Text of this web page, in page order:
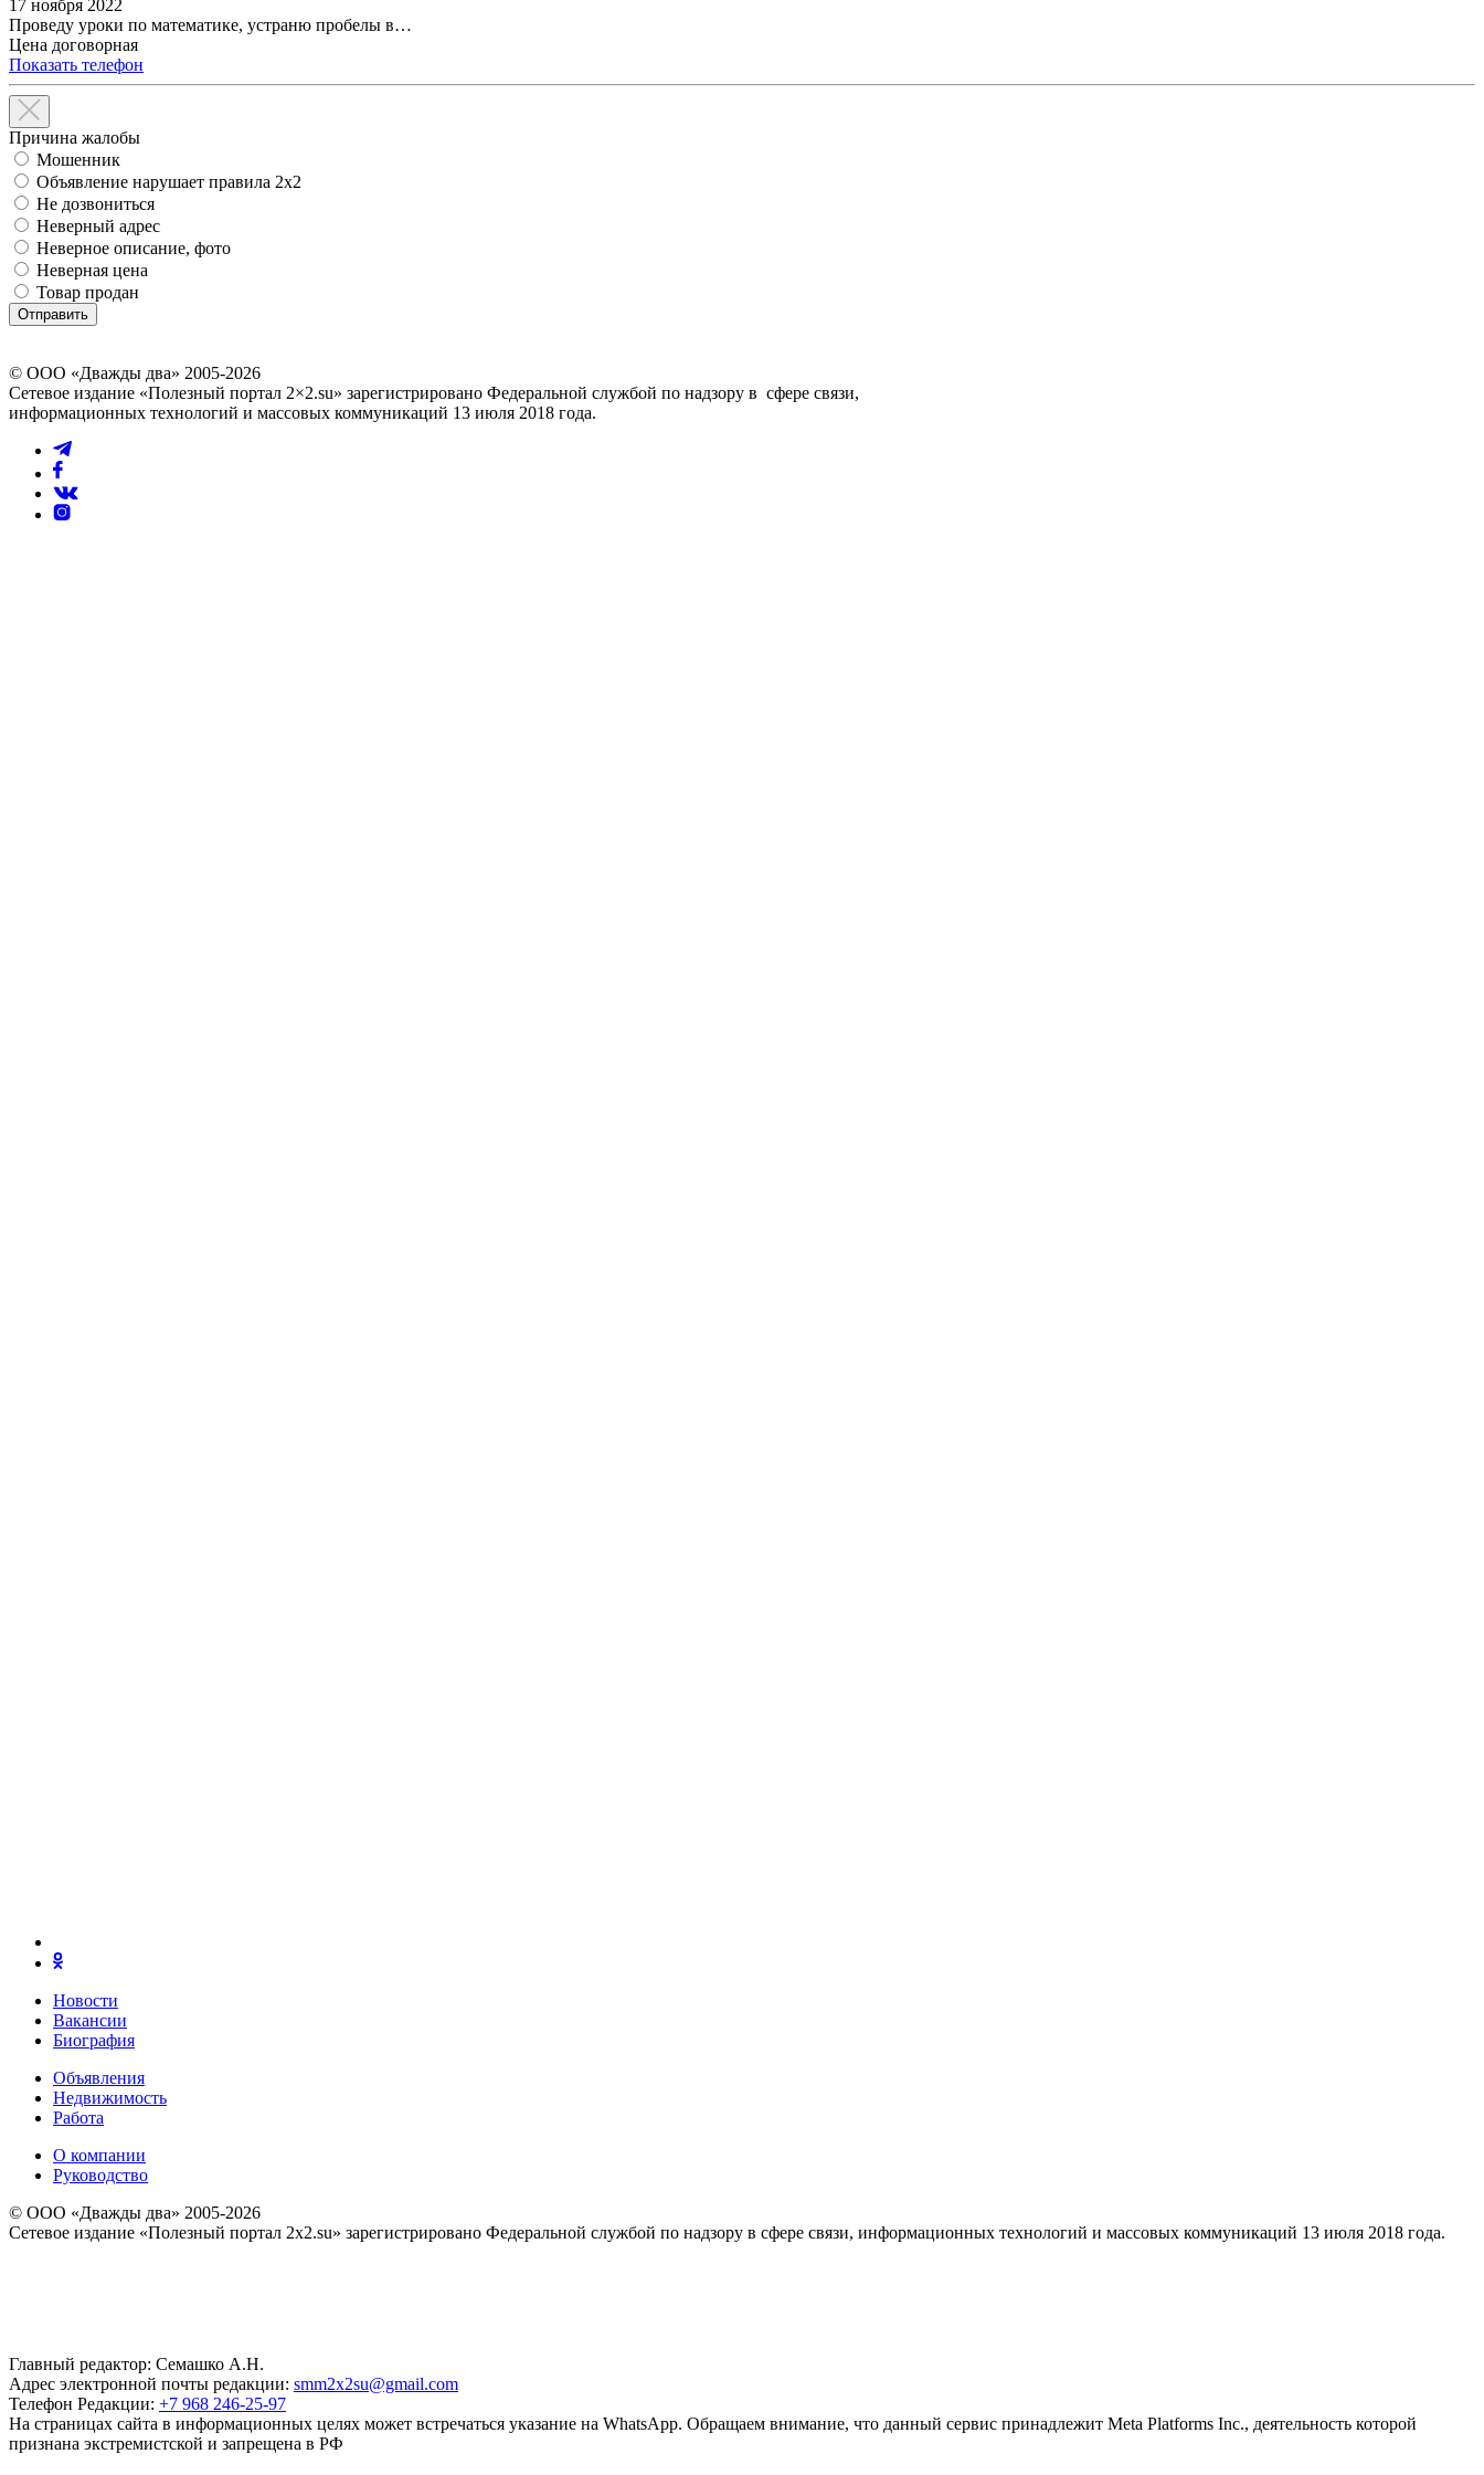
17 ноября 2022
Проведу уроки по математике, устраню пробелы в…
Цена договорная
Показать телефон
Причина жалобы
Мошенник
Объявление нарушает правила 2x2
Не дозвониться
Неверный адрес
Неверное описание, фото
Неверная цена
Товар продан
© ООО «Дважды два» 2005-2026
Сетевое издание «Полезный портал 2×2.su» зарегистрировано Федеральной службой по надзору в сфере связи,
информационных технологий и массовых коммуникаций 13 июля 2018 года.
Новости
Вакансии
Биография
Объявления
Недвижимость
Работа
О компании
Руководство
© ООО «Дважды два» 2005-2026
Сетевое издание «Полезный портал 2x2.su» зарегистрировано Федеральной службой по надзору в сфере связи, информационных технологий и массовых коммуникаций 13 июля 2018 года.
Главный редактор: Семашко А.Н.
Адрес электронной почты редакции: smm2x2su@gmail.com
Телефон Редакции: +7 968 246-25-97
На страницах сайта в информационных целях может встречаться указание на WhatsApp. Обращаем внимание, что данный сервис принадлежит Meta Platforms Inc., деятельность которой
признана экстремистской и запрещена в РФ